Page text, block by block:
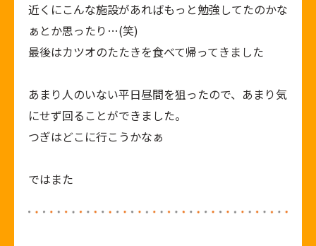
近くにこんな施設があればもっと勉強してたのかな
ぁとか思ったり…(笑)
最後はカツオのたたきを食べて帰ってきました
あまり人のいない平日昼間を狙ったので、あまり気
にせず回ることができました。
つぎはどこに行こうかなぁ
ではまた